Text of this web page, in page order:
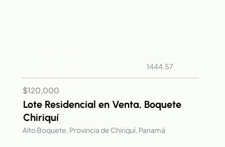
1444.57
$120,000
Lote Residencial en Venta, Boquete
Chiriquí
Alto Boquete, Provincia de Chiriquí, Panamá